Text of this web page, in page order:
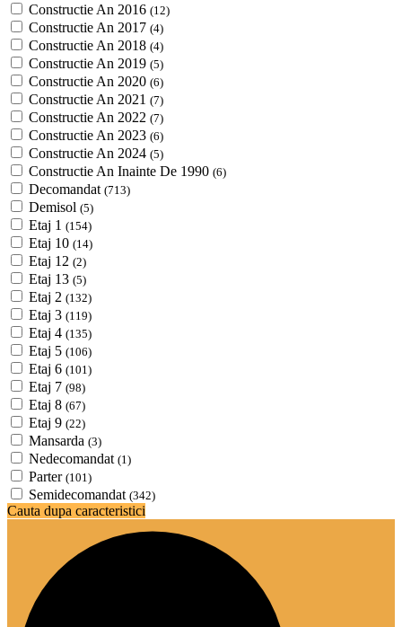
Constructie An 2016 (12)
Constructie An 2017 (4)
Constructie An 2018 (4)
Constructie An 2019 (5)
Constructie An 2020 (6)
Constructie An 2021 (7)
Constructie An 2022 (7)
Constructie An 2023 (6)
Constructie An 2024 (5)
Constructie An Inainte De 1990 (6)
Decomandat (713)
Demisol (5)
Etaj 1 (154)
Etaj 10 (14)
Etaj 12 (2)
Etaj 13 (5)
Etaj 2 (132)
Etaj 3 (119)
Etaj 4 (135)
Etaj 5 (106)
Etaj 6 (101)
Etaj 7 (98)
Etaj 8 (67)
Etaj 9 (22)
Mansarda (3)
Nedecomandat (1)
Parter (101)
Semidecomandat (342)
Cauta dupa caracteristici